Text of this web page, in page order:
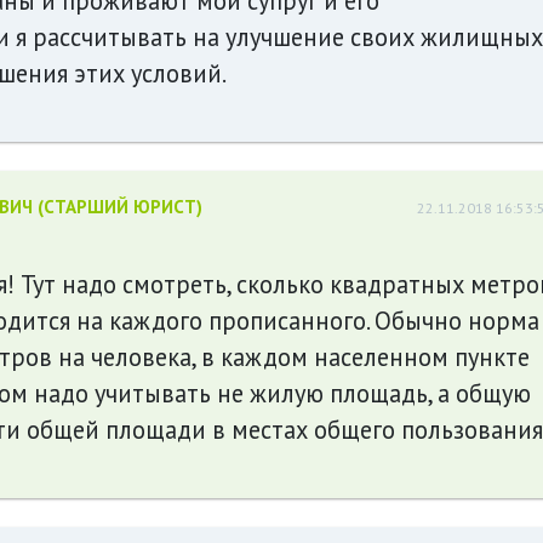
я рассчитывать на улучшение своих жилищных
этих условий.
(СТАРШИЙ ЮРИСТ) 22.11.2018
Тут надо смотреть, сколько квадратных
на каждого прописанного. Обычно норма
на человека, в каждом населенном пункте
надо учитывать не жилую площадь, а общую
общей площади в местах общего